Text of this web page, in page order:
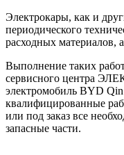
Электрокары, как и
периодического
расходных материалов,
Выполнение таких
сервисного центра
электромобиль BYD
квалифицированные
или под заказ все
запасные части.